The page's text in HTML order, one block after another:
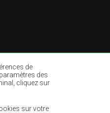
de
des
cliquez sur
sur votre